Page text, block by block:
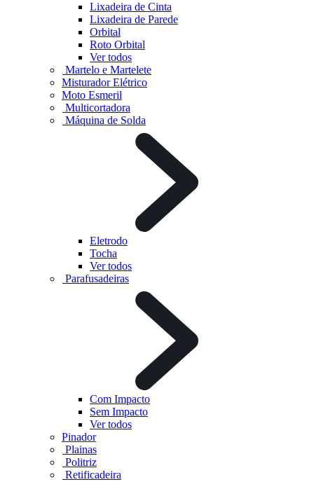
Lixadeira de Cinta
Lixadeira de Parede
Orbital
Roto Orbital
Ver todos
Martelo e Martelete
Misturador Elétrico
Moto Esmeril
Multicortadora
Máquina de Solda
Eletrodo
Tocha
Ver todos
Parafusadeiras
Com Impacto
Sem Impacto
Ver todos
Pinador
Plainas
Politriz
Retificadeira